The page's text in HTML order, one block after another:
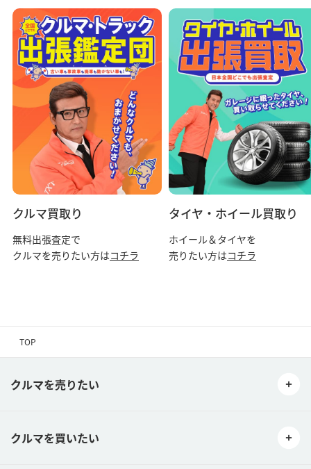
クルマ買取り
無料出張査定で
クルマを売りたい方はコチラ
タイヤ・ホイール買取り
ホイール＆タイヤを
売りたい方はコチラ
TOP
クルマを売りたい
クルマを買いたい